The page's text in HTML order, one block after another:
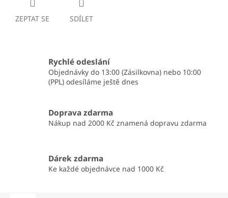
ZEPTAT SE SDÍLET
Rychlé odeslání
Objednávky do 13:00 (Zásilkovna) nebo 10:00
(PPL) odesíláme ještě dnes
Doprava zdarma
Nákup nad 2000 Kč znamená dopravu zdarma
Dárek zdarma
Ke každé objednávce nad 1000 Kč